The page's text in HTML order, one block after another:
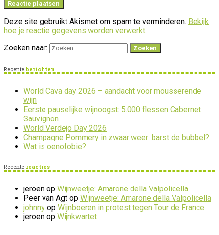
Deze site gebruikt Akismet om spam te verminderen. Bekijk
hoe je reactie gegevens worden verwerkt.
Zoeken naar:
Recente berichten
World Cava day 2026 – aandacht voor mousserende
wijn
Eerste pauselijke wijnoogst: 5.000 flessen Cabernet
Sauvignon
World Verdejo Day 2026
Champagne Pommery in zwaar weer: barst de bubbel?
Wat is oenofobie?
Recente reacties
jeroen op Wijnweetje: Amarone della Valpolicella
Peer van Agt op Wijnweetje: Amarone della Valpolicella
johnny op Wijnboeren in protest tegen Tour de France
jeroen op Wijnkwartet